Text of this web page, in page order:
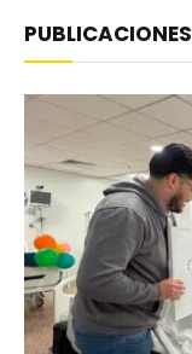
PUBLICACIONES